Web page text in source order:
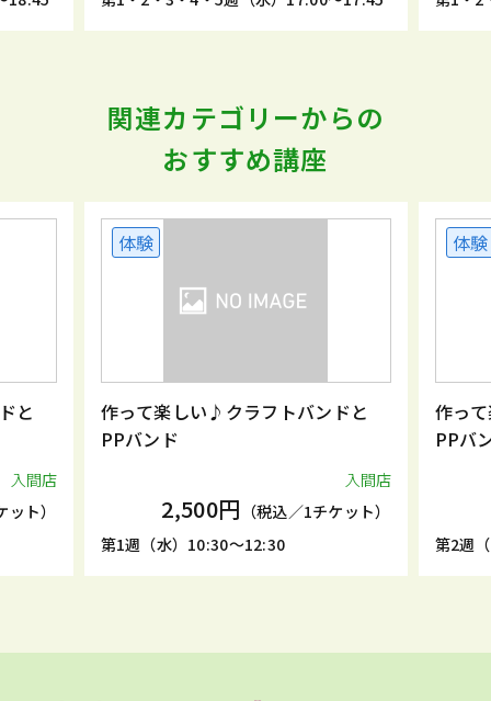
関連カテゴリーからの
おすすめ講座
と
入間店
ト）
体験
作って楽しい♪クラフトバンドと
PPバンド
入間店
2,500円 （税込／1チケット）
第1週（水）10:30～12:30
体験
作っ
PPバ
第2週